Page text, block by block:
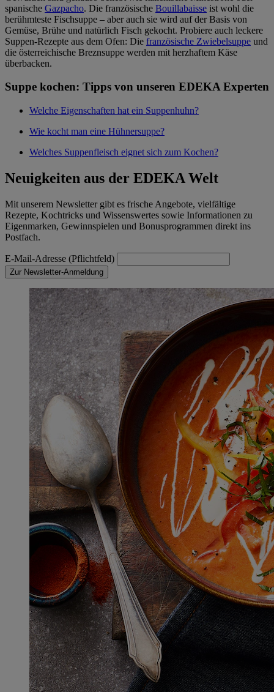
spanische Gazpacho. Die französische Bouillabaisse ist wohl die
berühmteste Fischsuppe – aber auch sie wird auf der Basis von
Gemüse, Brühe und natürlich Fisch gekocht. Probiere auch leckere
Suppen-Rezepte aus dem Ofen: Die französische Zwiebelsuppe und
die österreichische Breznsuppe werden mit herzhaftem Käse
überbacken.
Suppe kochen: Tipps von unseren EDEKA Experten
Welche Eigenschaften hat ein Suppenhuhn?
Wie kocht man eine Hühnersuppe?
Welches Suppenfleisch eignet sich zum Kochen?
Neuigkeiten aus der EDEKA Welt
Mit unserem Newsletter gibt es frische Angebote, vielfältige
Rezepte, Kochtricks und Wissenswertes sowie Informationen zu
Eigenmarken, Gewinnspielen und Bonusprogrammen direkt ins
Postfach.
E-Mail-Adresse (Pflichtfeld)
Zur Newsletter-Anmeldung